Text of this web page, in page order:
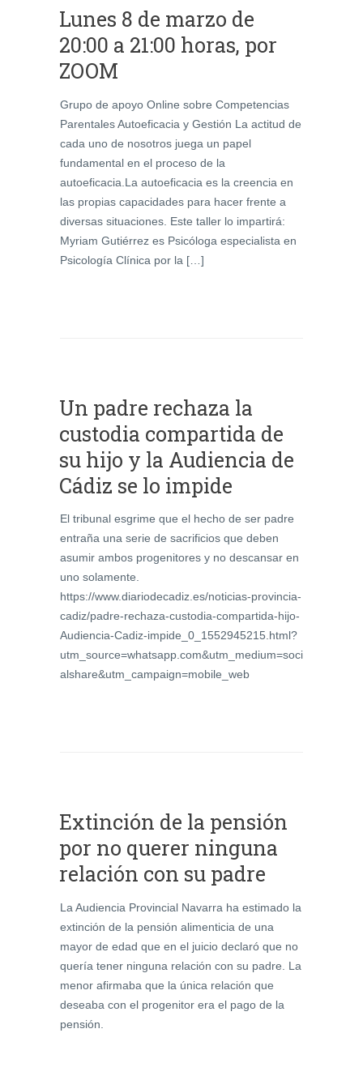
Lunes 8 de marzo de
20:00 a 21:00 horas, por
ZOOM
Grupo de apoyo Online sobre Competencias
Parentales Autoeficacia y Gestión La actitud de
cada uno de nosotros juega un papel
fundamental en el proceso de la
autoeficacia.La autoeficacia es la creencia en
las propias capacidades para hacer frente a
diversas situaciones. Este taller lo impartirá:
Myriam Gutiérrez es Psicóloga especialista en
Psicología Clínica por la […]
Un padre rechaza la
custodia compartida de
su hijo y la Audiencia de
Cádiz se lo impide
El tribunal esgrime que el hecho de ser padre
entraña una serie de sacrificios que deben
asumir ambos progenitores y no descansar en
uno solamente.
https://www.diariodecadiz.es/noticias-provincia-
cadiz/padre-rechaza-custodia-compartida-hijo-
Audiencia-Cadiz-impide_0_1552945215.html?
utm_source=whatsapp.com&utm_medium=soci
alshare&utm_campaign=mobile_web
Extinción de la pensión
por no querer ninguna
relación con su padre
La Audiencia Provincial Navarra ha estimado la
extinción de la pensión alimenticia de una
mayor de edad que en el juicio declaró que no
quería tener ninguna relación con su padre. La
menor afirmaba que la única relación que
deseaba con el progenitor era el pago de la
pensión.